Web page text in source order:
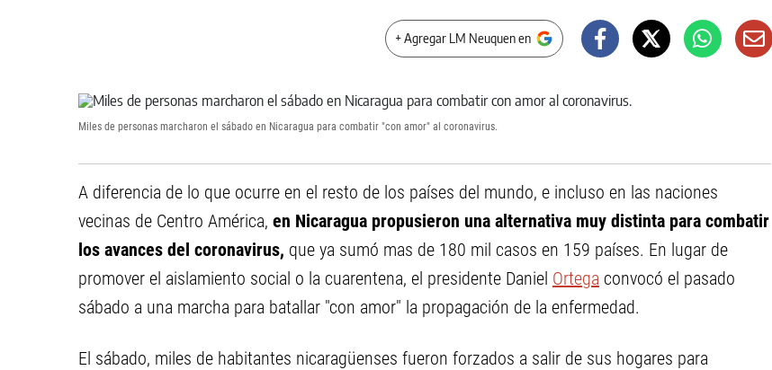
+ Agregar LM Neuquen en
Miles de personas marcharon el sábado en Nicaragua para combatir "con amor" al coronavirus.
A diferencia de lo que ocurre en el resto de los países del mundo, e incluso en las naciones
vecinas de Centro América, en Nicaragua propusieron una alternativa muy distinta para combatir
los avances del coronavirus, que ya sumó mas de 180 mil casos en 159 países. En lugar de
promover el aislamiento social o la cuarentena, el presidente Daniel Ortega convocó el pasado
sábado a una marcha para batallar "con amor" la propagación de la enfermedad.
El sábado, miles de habitantes nicaragüenses fueron forzados a salir de sus hogares para